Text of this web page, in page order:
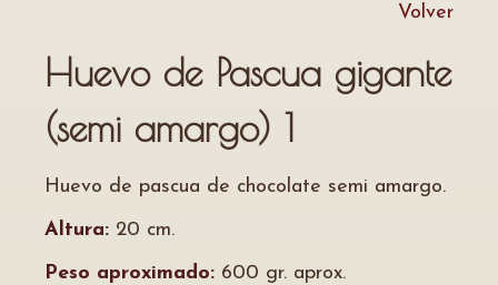
Volver
Huevo de Pascua gigante
(semi amargo) 1
Huevo de pascua de chocolate semi amargo.
Altura: 20 cm.
Peso aproximado: 600 gr. aprox.